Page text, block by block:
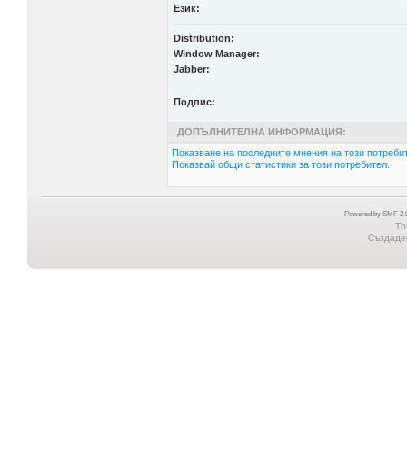
Език:
Distribution:
Window Manager:
Jabber:
Подпис:
ДОПЪЛНИТЕЛНА ИНФОРМАЦИЯ:
Показване на последните мнения на този
Показвай общи статистики за този потребител.
Powered by SMF